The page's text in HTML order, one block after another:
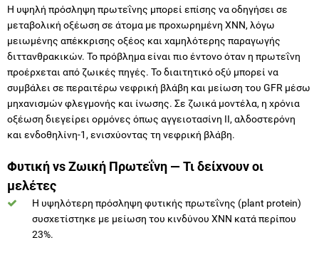
Η υψηλή πρόσληψη πρωτεΐνης μπορεί επίσης να οδηγήσει σε
μεταβολική οξέωση σε άτομα με προχωρημένη ΧΝΝ, λόγω
μειωμένης απέκκρισης οξέος και χαμηλότερης παραγωγής
διττανθρακικών. Το πρόβλημα είναι πιο έντονο όταν η πρωτεΐνη
προέρχεται από ζωικές πηγές. Το διαιτητικό οξύ μπορεί να
συμβάλει σε περαιτέρω νεφρική βλάβη και μείωση του GFR μέσω
μηχανισμών φλεγμονής και ίνωσης. Σε ζωικά μοντέλα, η χρόνια
οξέωση διεγείρει ορμόνες όπως αγγειοτασίνη II, αλδοστερόνη
και ενδοθηλίνη-1, ενισχύοντας τη νεφρική βλάβη.
Φυτική vs Ζωική Πρωτεΐνη — Τι δείχνουν οι
μελέτες
Η υψηλότερη πρόσληψη φυτικής πρωτεΐνης (plant protein)
συσχετίστηκε με μείωση του κινδύνου ΧΝΝ κατά περίπου
23%.